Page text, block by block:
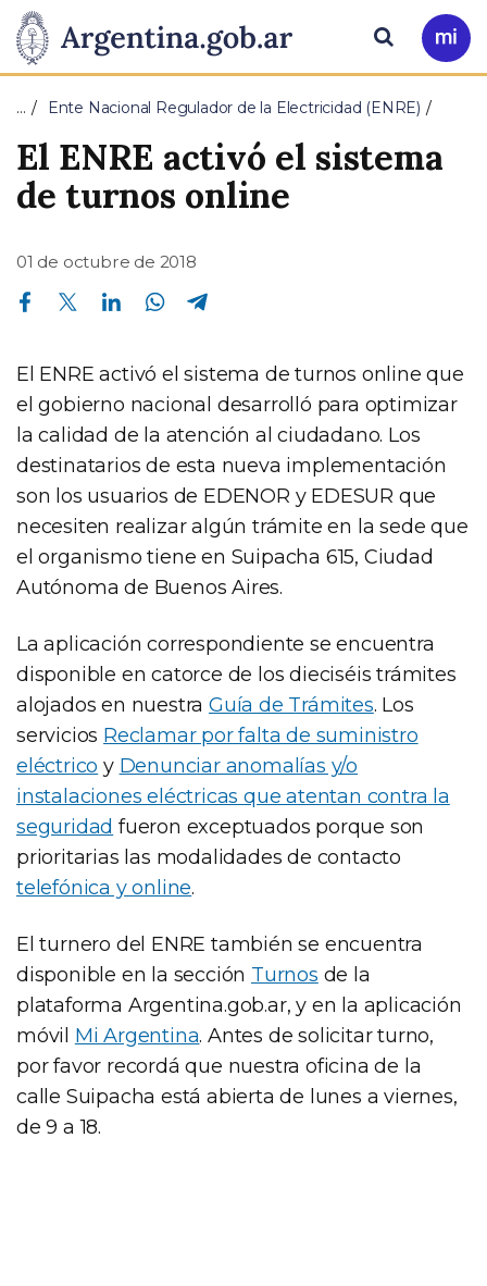
Presidencia
de
la
Nación
Pasar al contenido principal
Ir
a
Buscar
… Ente Nacional Regulador de la Electricidad (ENRE)
El ENRE activó el sistema
de turnos online
01 de octubre de 2018
Compartir en Facebook Compartir en Twitter Compartir en Linkedin Compartir en Whatsapp
El ENRE activó el sistema de turnos online que
el gobierno nacional desarrolló para optimizar
la calidad de la atención al ciudadano. Los
destinatarios de esta nueva implementación
son los usuarios de EDENOR y EDESUR que
necesiten realizar algún trámite en la sede que
el organismo tiene en Suipacha 615, Ciudad
Autónoma de Buenos Aires.
La aplicación correspondiente se encuentra
disponible en catorce de los dieciséis trámites
alojados en nuestraGuía de Trámites. Los
servicios Reclamar por falta de suministro
eléctrico y Denunciar anomalías y/o
instalaciones eléctricas que atentan contra la
seguridad fueron exceptuados porque son
prioritarias las modalidades de contacto
telefónica y online.
El turnero del ENRE también se encuentra
disponible en la sección Turnos de la
plataforma Argentina.gob.ar, y en la aplicación
móvil Mi Argentina. Antes de solicitar turno,
por favor recordá que nuestra oficina de la
calle Suipacha está abierta de lunes a viernes,
de 9 a 18.